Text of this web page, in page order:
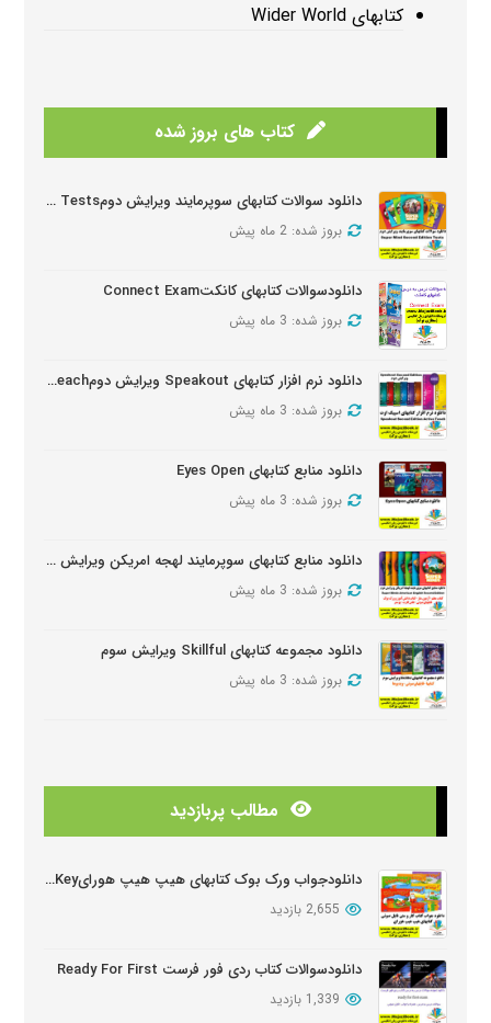
کتابهای Wider World
کتاب های بروز شده
دانلود سوالات کتابهای سوپرمایند ویرایش دومSuper Mind Tests
بروز شده: 2 ماه پیش
دانلودسوالات کتابهای کانکتConnect Exam
بروز شده: 3 ماه پیش
دانلود نرم افزار کتابهای Speakout ویرایش دومSpeakout Active Teach
بروز شده: 3 ماه پیش
دانلود منابع کتابهای Eyes Open
بروز شده: 3 ماه پیش
دانلود منابع کتابهای سوپرمایند لهجه امریکن ویرایش دومSuper Minds American Second Edition
بروز شده: 3 ماه پیش
دانلود مجموعه کتابهای Skillful ویرایش سوم
بروز شده: 3 ماه پیش
دانلود دوره آموزشی Wider World ویرایش دوم
دانلود سوالات کتابهای Oxford Discover
مطالب پربازدید
دانلودجواب ورک بوک کتابهای هیپ هیپ هورایHip Hip Hooray Workbook Key
2,655 بازدید
دانلودسوالات کتاب ردی فور فرست Ready For First
1,339 بازدید